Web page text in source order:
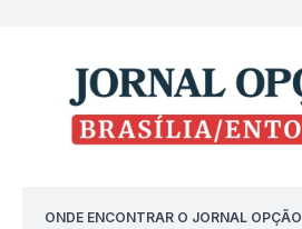
ONDE ENCONTRAR O JORNAL OPÇÃO